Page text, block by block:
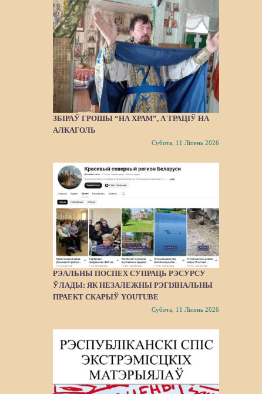
ЗБІРАЎ ГРОШЫ “НА ХРАМ”, А ТРАЦІЎ НА
АЛКАГОЛЬ
Субота, 11 Ліпень 2026
РЭАЛЬНЫ ПОСПЕХ СУПРАЦЬ РЭСУРСУ
ЎЛАДЫ: ЯК НЕЗАЛЕЖНЫ РЭГІЯНАЛЬНЫ
ПРАЕКТ СКАРЫЎ YOUTUBE
Субота, 11 Ліпень 2026